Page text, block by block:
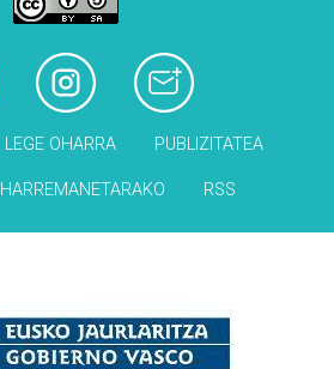
LEGE OHARRA PUBLIZITATEA
HARREMANETARAKO RSS